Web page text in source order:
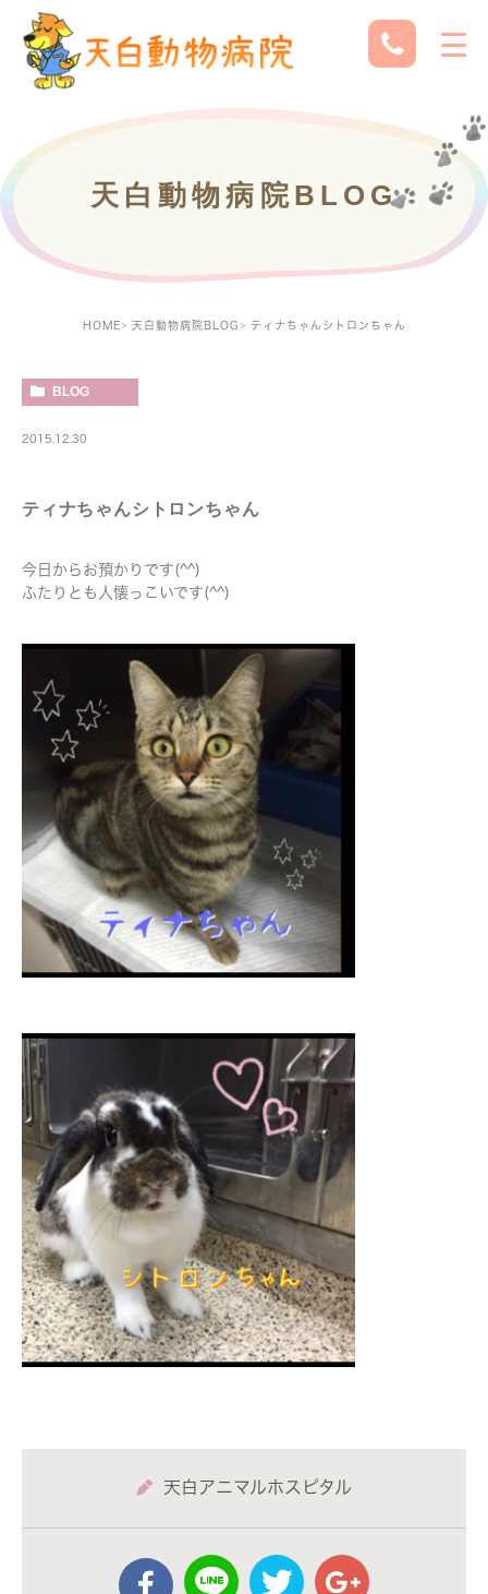
天白動物病院BLOG
HOME 天白動物病院BLOG ティナちゃんシトロンちゃん
BLOG
2015.12.30
ティナちゃんシトロンちゃん
今日からお預かりです(^^)
ふたりとも人懐っこいです(^^)
天白アニマルホスピタル